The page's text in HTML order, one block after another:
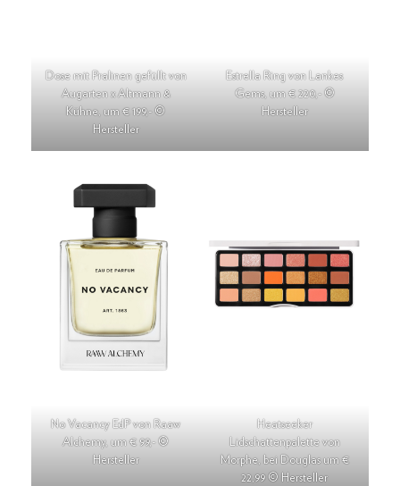
Dose mit Pralinen gefüllt von
Augarten x Altmann &
Kühne, um € 199,- ©
Hersteller
Estrella Ring von Lankes
Gems, um € 220,- ©
Hersteller
No Vacancy EdP von Raaw
Alchemy, um € 99,- ©
Hersteller
Heatseeker
Lidschattenpalette von
Morphe, bei Douglas um €
22,99 © Hersteller